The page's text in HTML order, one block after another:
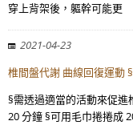
穿上背架後，軀幹可能更
2021-04-23
椎間盤代謝 曲線回復運動
§需透過適當的活動來促進
20 分鐘 §可用毛巾捲捲成